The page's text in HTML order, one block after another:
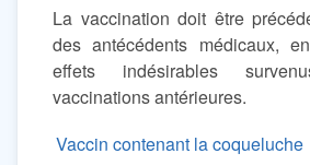
La vaccination doit être
des antécédents médicaux,
effets indésirables
vaccinations antérieures.
Vaccin contenant la coqueluche